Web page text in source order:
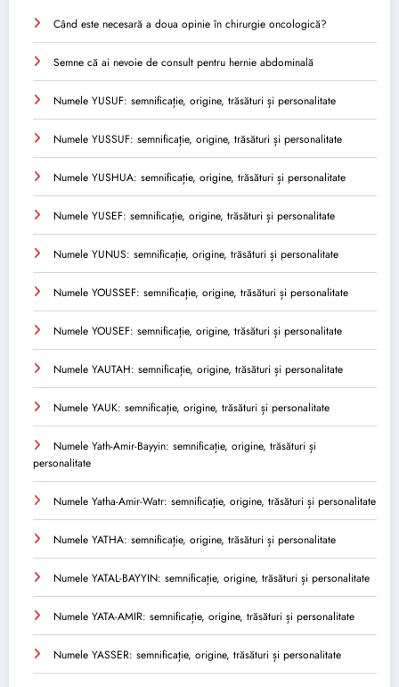
Când este necesară a doua opinie în chirurgie oncologică?
Semne că ai nevoie de consult pentru hernie abdominală
Numele YUSUF: semnificație, origine, trăsături și personalitate
Numele YUSSUF: semnificație, origine, trăsături și personalitate
Numele YUSHUA: semnificație, origine, trăsături și personalitate
Numele YUSEF: semnificație, origine, trăsături și personalitate
Numele YUNUS: semnificație, origine, trăsături și personalitate
Numele YOUSSEF: semnificație, origine, trăsături și personalitate
Numele YOUSEF: semnificație, origine, trăsături și personalitate
Numele YAUTAH: semnificație, origine, trăsături și personalitate
Numele YAUK: semnificație, origine, trăsături și personalitate
Numele Yath-Amir-Bayyin: semnificație, origine, trăsături și
personalitate
Numele Yatha-Amir-Watr: semnificație, origine, trăsături și personalitate
Numele YATHA: semnificație, origine, trăsături și personalitate
Numele YATAL-BAYYIN: semnificație, origine, trăsături și personalitate
Numele YATA-AMIR: semnificație, origine, trăsături și personalitate
Numele YASSER: semnificație, origine, trăsături și personalitate